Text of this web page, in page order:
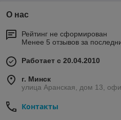
О нас
Рейтинг не сформирован
Менее 5 отзывов за
Работает с 20.04.2010
г. Минск
улица Аранская, дом 13,
Контакты